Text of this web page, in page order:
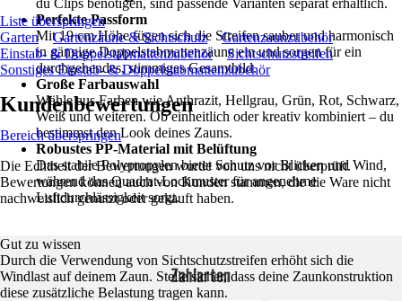
du Clips benötigen, sind passende Varianten separat erhältlich.
Perfekte Passform
Mit 19 cm Höhe fügen sich die Streifen sauber und harmonisch
in gängige Doppelstabmattenzäune ein und sorgen für ein
durchgehendes, stimmiges Gesamtbild.
Große Farbauswahl
Wähle aus Farben wie Anthrazit, Hellgrau, Grün, Rot, Schwarz,
Weiß und weiteren. Ob einheitlich oder kreativ kombiniert – du
bestimmst den Look deines Zauns.
Robustes PP-Material mit Belüftung
Das stabile Polypropylen bietet Schutz vor Blicken und Wind,
während das Quadrat-Lochmuster für angenehme
Luftdurchlässigkeit sorgt.
Gut zu wissen
Durch die Verwendung von Sichtschutzstreifen erhöht sich die
Windlast auf deinem Zaun. Stelle sicher, dass deine Zaunkonstruktion
diese zusätzliche Belastung tragen kann.
Liste überspringen
Garten
Gartenzäune & Sichtschutz
Gartenzaunzubehör
Einstab- & Doppelstabmattenzubehör
Sichtschutzstreifen
Sonstiges Einstab- & Doppelstabmattenzubehör
Kundenbewertungen
Bereich überspringen
Die Echtheit der Bewertungen wurde von uns nicht überprüft.
Bewertungen können auch von Kunden stammen, die die Ware nicht
nachweislich genutzt oder gekauft haben.
Zahlarten